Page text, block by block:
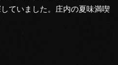
ていました。庄内の夏味満喫